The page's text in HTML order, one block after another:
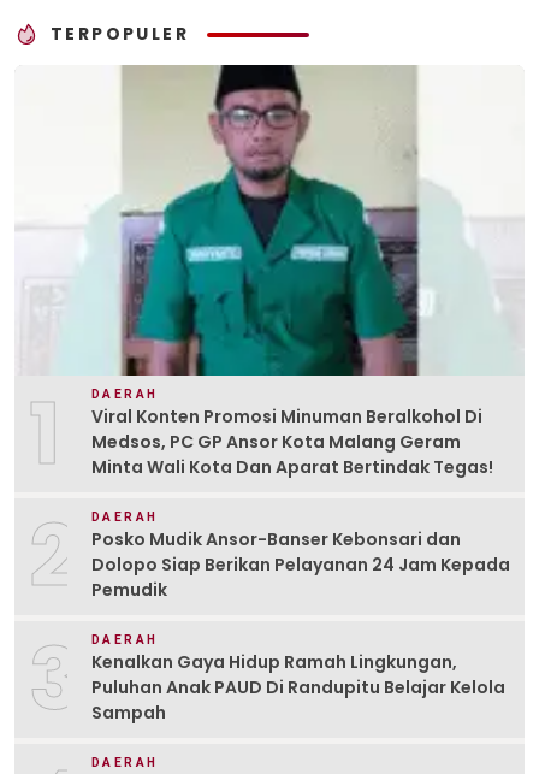
TERPOPULER
1 DAERAH
Viral Konten Promosi Minuman Beralkohol Di
Medsos, PC GP Ansor Kota Malang Geram
Minta Wali Kota Dan Aparat Bertindak Tegas!
2 DAERAH
Posko Mudik Ansor-Banser Kebonsari dan
Dolopo Siap Berikan Pelayanan 24 Jam Kepada
Pemudik
3 DAERAH
Kenalkan Gaya Hidup Ramah Lingkungan,
Puluhan Anak PAUD Di Randupitu Belajar Kelola
Sampah
DAERAH